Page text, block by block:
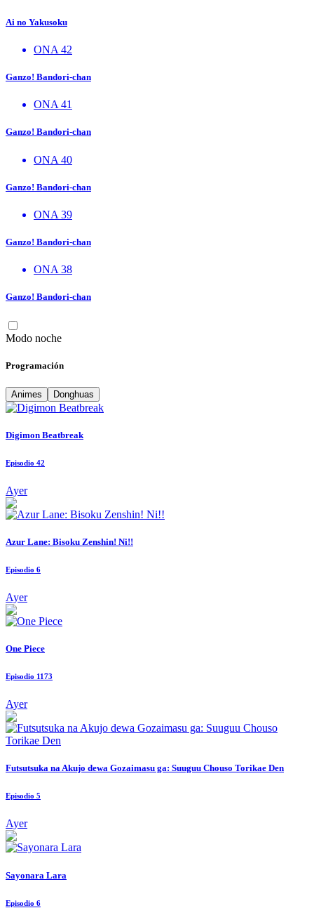
Ai no Yakusoku
ONA 42
Ganzo! Bandori-chan
ONA 41
Ganzo! Bandori-chan
ONA 40
Ganzo! Bandori-chan
ONA 39
Ganzo! Bandori-chan
ONA 38
Ganzo! Bandori-chan
Modo noche
Programación
Animes Donghuas
Digimon Beatbreak
Episodio 42
Ayer
Azur Lane: Bisoku Zenshin! Ni!!
Episodio 6
Ayer
One Piece
Episodio 1173
Ayer
Futsutsuka na Akujo dewa Gozaimasu ga: Suuguu Chouso Torikae Den
Episodio 5
Ayer
Sayonara Lara
Episodio 6